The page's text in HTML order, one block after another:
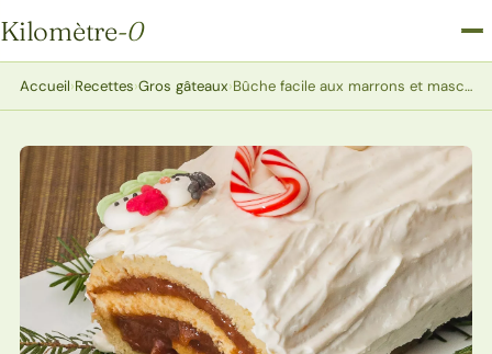
Kilomètre-0
Kilomètre-0
Accueil›Recettes›Gros gâteaux› Bûche facile aux marrons et mascarpone